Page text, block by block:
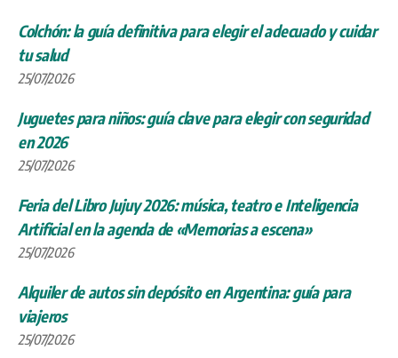
Colchón: la guía definitiva para elegir el adecuado y cuidar
tu salud
25/07/2026
Juguetes para niños: guía clave para elegir con seguridad
en 2026
25/07/2026
Feria del Libro Jujuy 2026: música, teatro e Inteligencia
Artificial en la agenda de «Memorias a escena»
25/07/2026
Alquiler de autos sin depósito en Argentina: guía para
viajeros
25/07/2026